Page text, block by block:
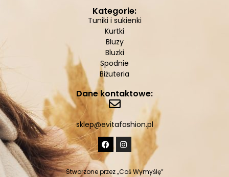
Kategorie:
Tuniki i sukienki
Kurtki
Bluzy
Bluzki
Spodnie
Biżuteria
Dane kontaktowe:
sklep@evitafashion.pl
Stworzone przez„Coś Wymyślę”